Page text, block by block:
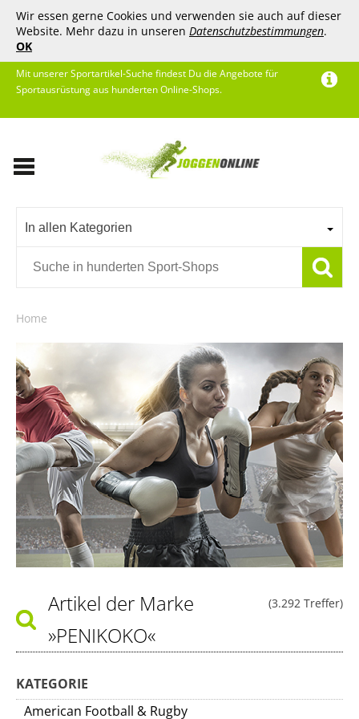
Wir essen gerne Cookies und verwenden sie auch auf dieser
Website. Mehr dazu in unseren Datenschutzbestimmungen.
OK
Mit unserer Sportartikel-Suche findest Du die Angebote für
Sportausrüstung aus hunderten Online-Shops.
In allen Kategorien
Home
(3.292 Treffer)
Artikel der Marke
»PENIKOKO«
KATEGORIE
American Football & Rugby